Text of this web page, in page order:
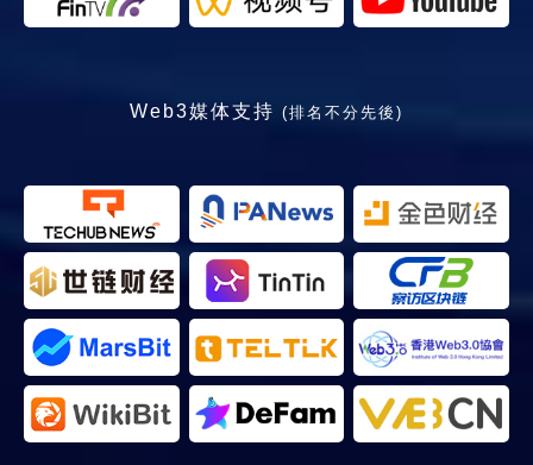
Web3媒体支持 (排名不分先後)